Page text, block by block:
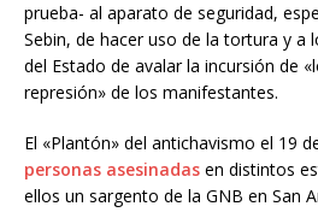
prueba- al aparato de seguridad,
Sebin, de hacer uso de la tortura y a
del Estado de avalar la incursión de
represión» de los manifestantes.
El «Plantón» del antichavismo el 19
personas asesinadas en distintos
ellos un sargento de la GNB en San